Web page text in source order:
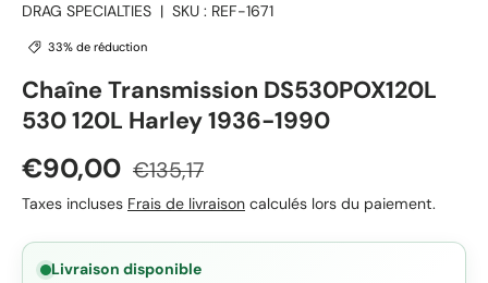
DRAG SPECIALTIES | SKU : REF-1671
33% de réduction
Chaîne Transmission DS530POX120L
530 120L Harley 1936-1990
Prix soldé
€90,00 Prix habituel
€135,17
Taxes incluses Frais de livraison calculés lors du paiement.
Livraison disponible